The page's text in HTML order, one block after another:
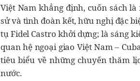
Việt Nam khẳng định, cuốn sách
sử và tình đoàn kết, hữu nghị đặc
tụ Fidel Castro khởi dựng; là sáng
quan hệ ngoại giao Việt Nam –
tiêu biểu về những chuyến thăm
nước.